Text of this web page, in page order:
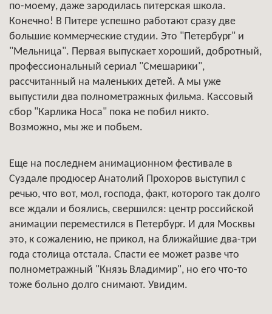
по-моему, даже зародилась питерская школа.
Конечно! В Питере успешно работают сразу две
большие коммерческие студии. Это "Петербург" и
"Мельница". Первая выпускает хороший, добротный,
профессиональный сериал "Смешарики",
рассчитанный на маленьких детей. А мы уже
выпустили два полнометражных фильма. Кассовый
сбор "Карлика Носа" пока не побил никто.
Возможно, мы же и побьем.
Еще на последнем анимационном фестивале в
Суздале продюсер Анатолий Прохоров выступил с
речью, что вот, мол, господа, факт, которого так долго
все ждали и боялись, свершился: центр российской
анимации переместился в Петербург. И для Москвы
это, к сожалению, не прикол, на ближайшие два-три
года столица отстала. Спасти ее может разве что
полнометражный "Князь Владимир", но его что-то
тоже больно долго снимают. Увидим.